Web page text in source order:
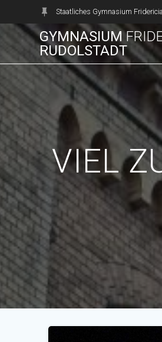
springen
Staatliches Gymnasium
GYMNASIUM
RUDOLSTADT
VIEL